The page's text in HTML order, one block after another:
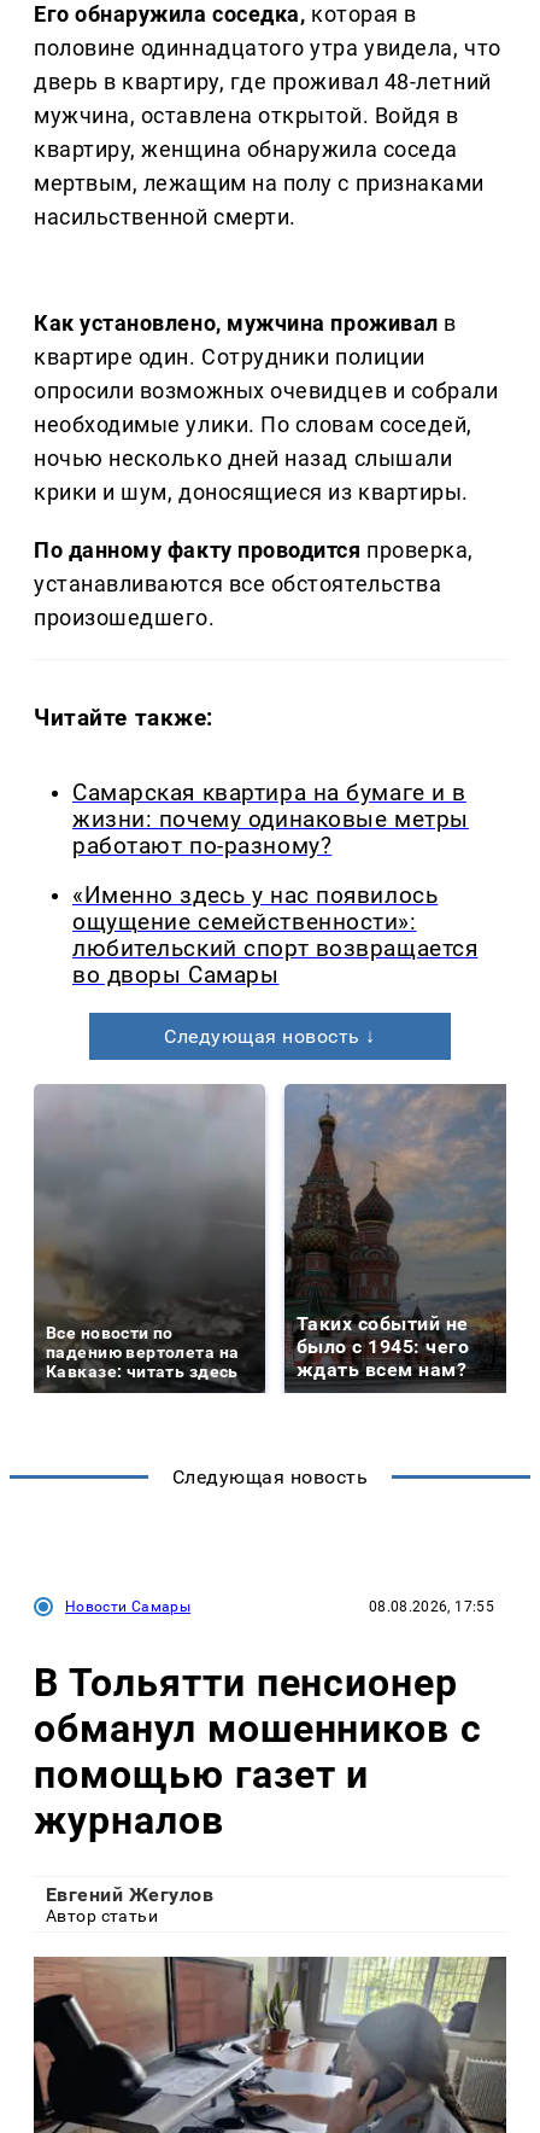
Его обнаружила соседка, которая в
половине одиннадцатого утра увидела, что
дверь в квартиру, где проживал 48-летний
мужчина, оставлена открытой. Войдя в
квартиру, женщина обнаружила соседа
мертвым, лежащим на полу с признаками
насильственной смерти.
Как установлено, мужчина проживал в
квартире один. Сотрудники полиции
опросили возможных очевидцев и собрали
необходимые улики. По словам соседей,
ночью несколько дней назад слышали
крики и шум, доносящиеся из квартиры.
По данному факту проводится проверка,
устанавливаются все обстоятельства
произошедшего.
Читайте также:
Самарская квартира на бумаге и в
жизни: почему одинаковые метры
работают по-разному?
«Именно здесь у нас появилось
ощущение семейственности»:
любительский спорт возвращается
во дворы Самары
Следующая новость ↓
Все новости по
падению вертолета на
Кавказе: читать здесь
Таких событий не
было с 1945: чего
ждать всем нам?
Следующая новость
Новости Самары 08.08.2026, 17:55
В Тольятти пенсионер
обманул мошенников с
помощью газет и
журналов
Евгений Жегулов
Автор статьи